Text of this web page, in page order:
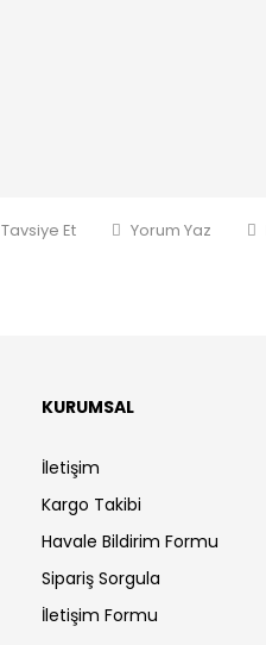
Tavsiye Et Yorum Yaz
KURUMSAL
İletişim
Kargo Takibi
Havale Bildirim Formu
Sipariş Sorgula
İletişim Formu